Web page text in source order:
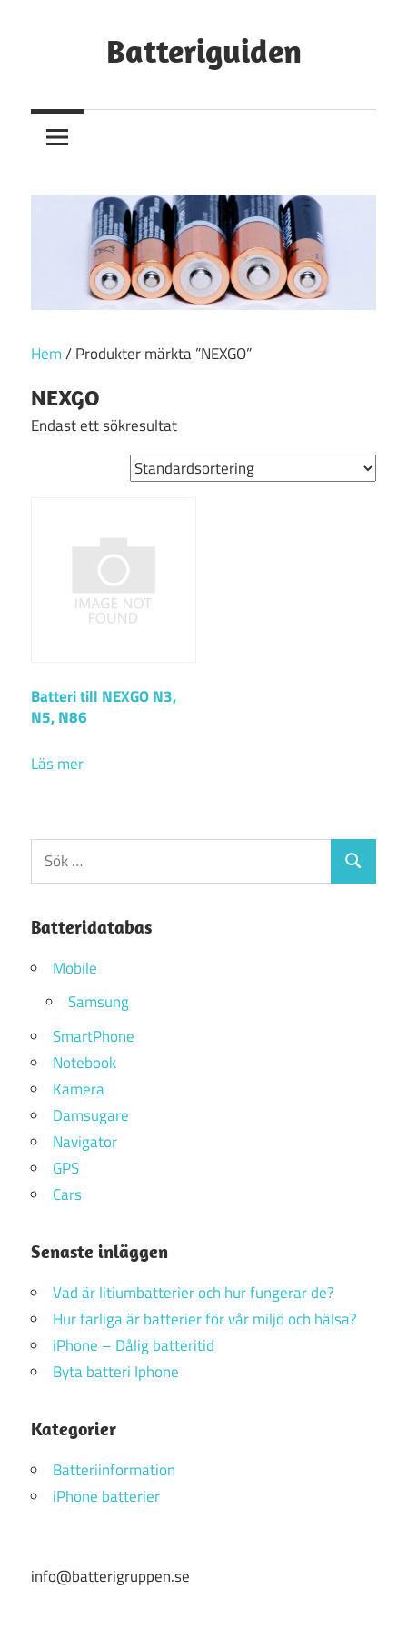
Batteriguiden
Hem/ Produkter märkta ”NEXGO”
NEXGO
Endast ett sökresultat
Batteri till NEXGO N3,
N5, N86
Läs mer
Sök
efter:
Sök
Batteridatabas
Mobile
Samsung
SmartPhone
Notebook
Kamera
Damsugare
Navigator
GPS
Cars
Senaste inläggen
Vad är litiumbatterier och hur fungerar de?
Hur farliga är batterier för vår miljö och hälsa?
iPhone – Dålig batteritid
Byta batteri Iphone
Kategorier
Batteriinformation
iPhone batterier
info@batterigruppen.se